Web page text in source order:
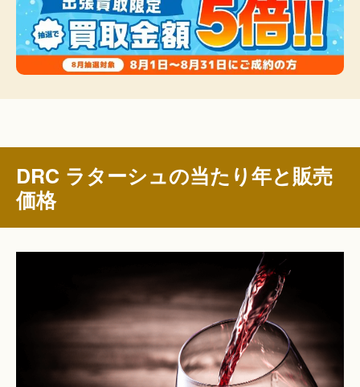
DRC ラターシュの当たり年と販売
価格